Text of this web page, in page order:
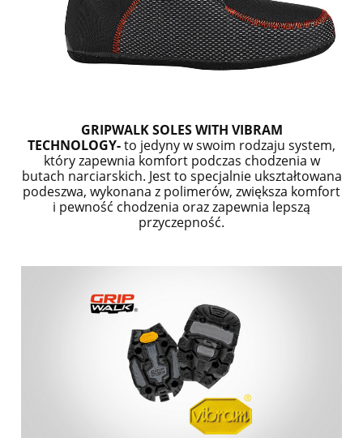
GRIPWALK SOLES WITH VIBRAM
TECHNOLOGY-to jedyny w swoim rodzaju system,
który zapewnia komfort podczas chodzenia w
butach narciarskich. Jest to specjalnie ukształtowana
podeszwa, wykonana z polimerów, zwiększa komfort
i pewność chodzenia oraz zapewnia lepszą
przyczepność.